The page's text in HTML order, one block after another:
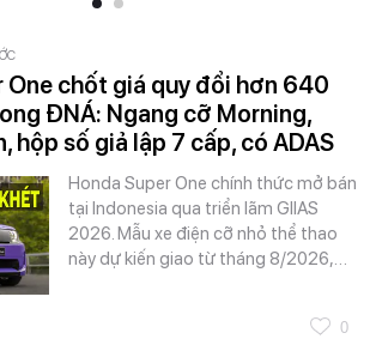
One chốt giá quy đổi hơn 640
ĐNÁ: Ngang cỡ Morning,
hộp số giả lập 7 cấp, có ADAS
Honda Super One chính thức mở bán
tại Indonesia qua triển lãm GIIAS
2026. Mẫu xe điện cỡ nhỏ thể thao
này dự kiến giao từ tháng 8/2026,…
0